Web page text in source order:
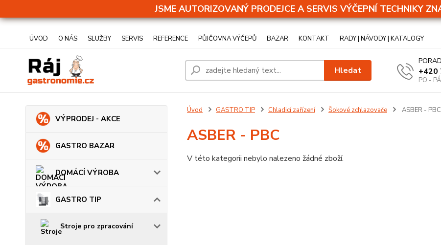
JSME AUTORIZOVANÝ PRODEJCE A SERVIS VÝČEPNÍ TECHNIKY
ÚVOD O NÁS SLUŽBY SERVIS REFERENCE PŮJČOVNA VÝČEPŮ BAZAR KONTAKT RADY | NÁVODY | KATALOGY
Hledat +420
PO -
VÝPRODEJ - AKCE
GASTRO BAZAR
DOMÁCÍ VÝROBA
GASTRO TIP
Stroje pro zpracování
Úvod GASTRO TIP Chladicí zařízení Šokové zchlazovače ASBER - PBC
ASBER - PBC
V této kategorii nebylo nalezeno žádné zboží.